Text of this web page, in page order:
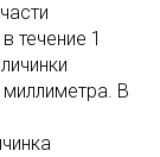
течение 1
В